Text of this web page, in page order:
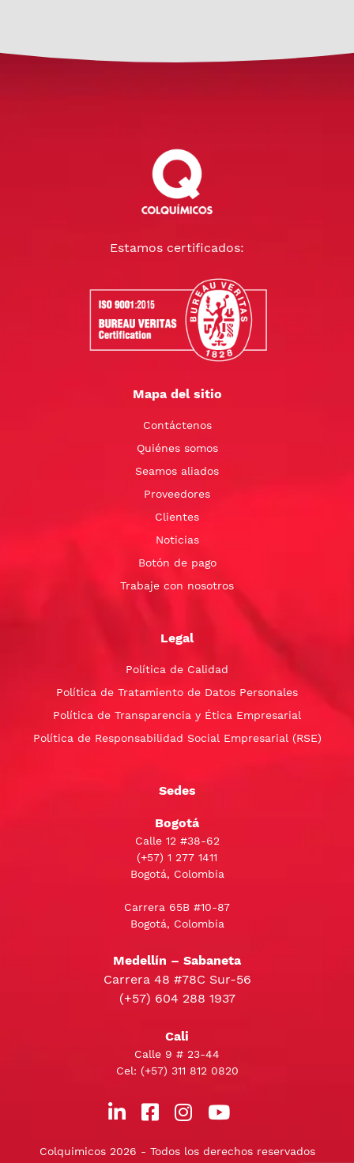
Estamos certificados:
Mapa del sitio
Contáctenos
Quiénes somos
Seamos aliados
Proveedores
Clientes
Noticias
Botón de pago
Trabaje con nosotros
Legal
Política de Calidad
Política de Tratamiento de Datos Personales
Política de Transparencia y Ética Empresarial
Política de Responsabilidad Social Empresarial (RSE)
Sedes
Bogotá
Calle 12 #38-62
(+57) 1 277 1411
Bogotá, Colombia
Carrera 65B #10-87
Bogotá, Colombia
Medellín – Sabaneta
Carrera 48 #78C Sur-56
(+57) 604 288 1937
Cali
Calle 9 # 23-44
Cel: (+57) 311 812 0820
Colquimicos 2026 - Todos los derechos reservados